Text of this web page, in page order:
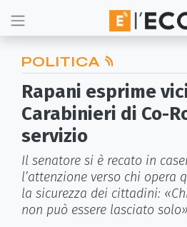
POLITICA
Rapani esprime
Carabinieri di Co-
servizio
Il senatore si è recato in
l’attenzione verso chi opera
la sicurezza dei cittadini:
non può essere lasciato solo»